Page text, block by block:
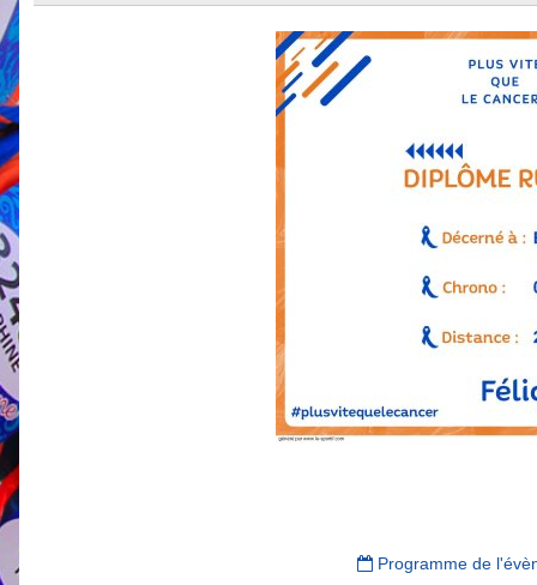
Programme de